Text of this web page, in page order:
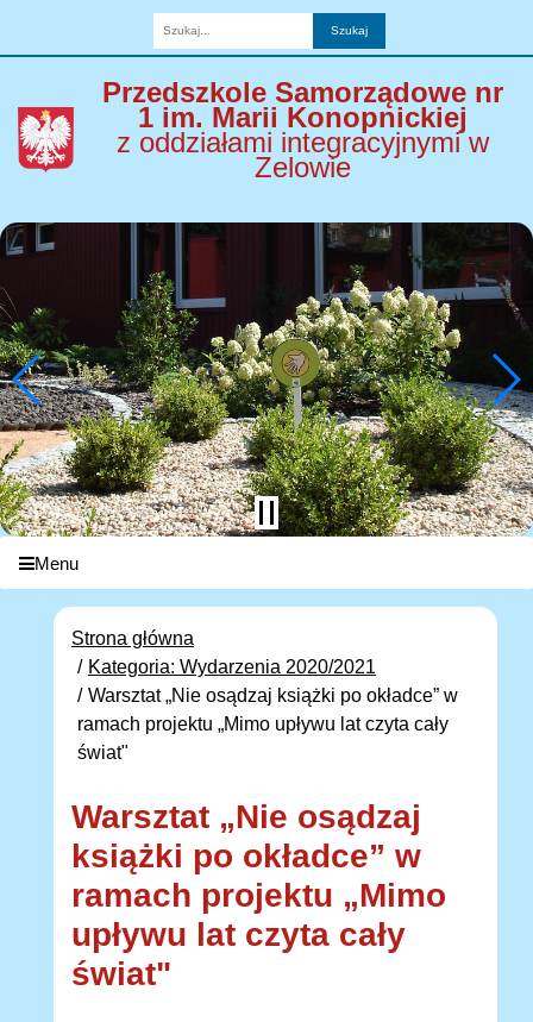
Przedszkole Samorządowe nr
1 im. Marii Konopnickiej
z oddziałami integracyjnymi w
Zelowie
Menu
Strona główna
Kategoria: Wydarzenia 2020/2021
Warsztat „Nie osądzaj książki po okładce” w
ramach projektu „Mimo upływu lat czyta cały
świat"
Warsztat „Nie osądzaj
książki po okładce” w
ramach projektu „Mimo
upływu lat czyta cały
świat"